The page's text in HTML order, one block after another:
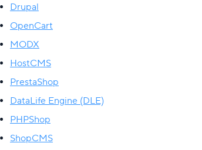
Drupal
OpenCart
MODX
HostCMS
PrestaShop
DataLife Engine (DLE)
PHPShop
ShopCMS